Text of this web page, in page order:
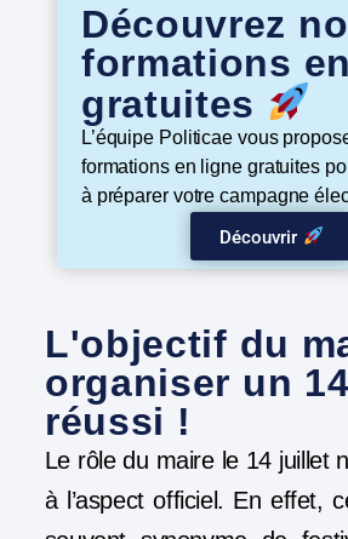
Découvrez
formations
gratuites
L’équipe Politicae vous
formations en ligne gratuites
à préparer votre campagne
Découvrir
L'objectif du
organiser un
réussi !
Le rôle du maire le 14 juillet
à l’aspect officiel. En effet,